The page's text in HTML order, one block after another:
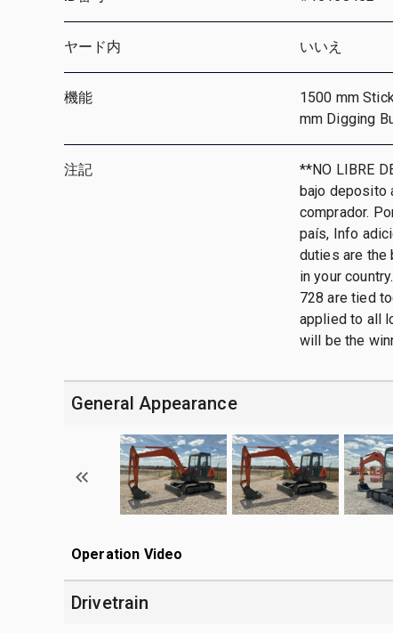
ヤード内 いいえ
機能
1500 mm
mm Digging
注記
**NO LIBRE
bajo deposito
comprador.
país, Info
duties are the
in your
728 are tied
applied to all
will be the
General Appearance
Operation Video
Drivetrain